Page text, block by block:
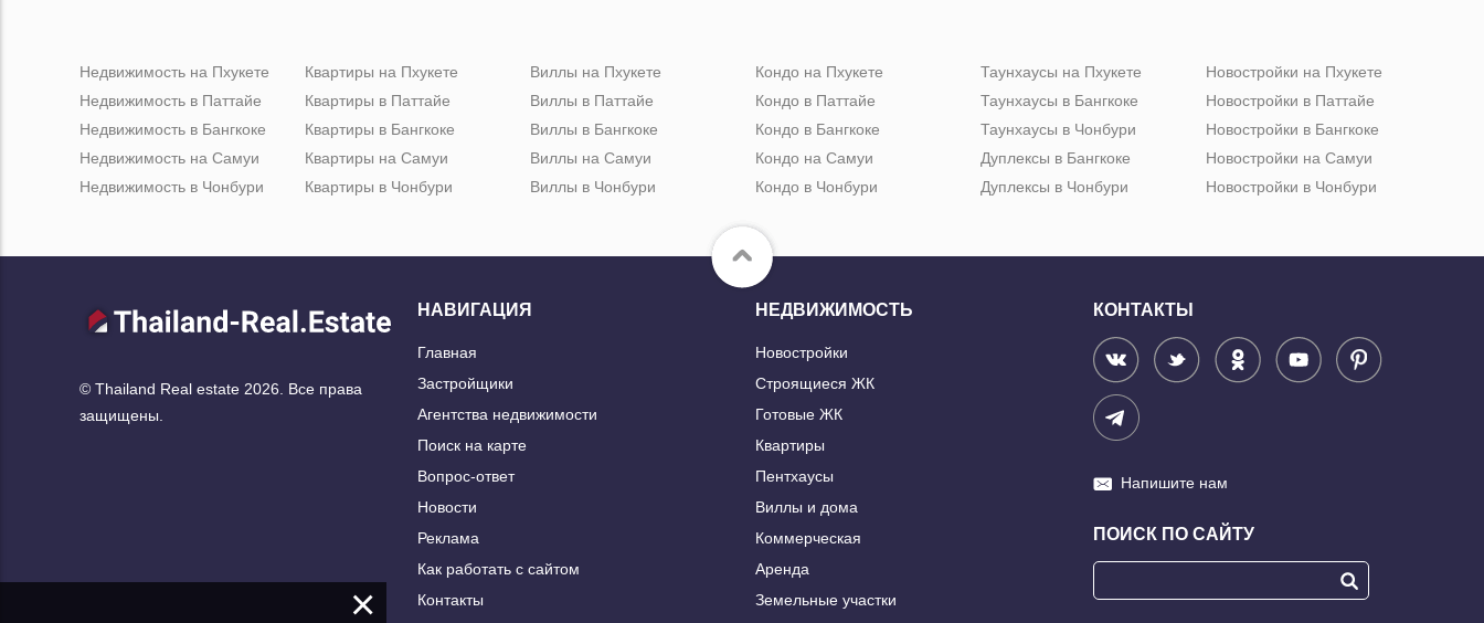
Недвижимость на Пхукете
Недвижимость в Паттайе
Недвижимость в Бангкоке
Недвижимость на Самуи
Недвижимость в Чонбури
Квартиры на Пхукете
Квартиры в Паттайе
Квартиры в Бангкоке
Квартиры на Самуи
Квартиры в Чонбури
Виллы на Пхукете
Виллы в Паттайе
Виллы в Бангкоке
Виллы на Самуи
Виллы в Чонбури
Кондо на Пхукете
Кондо в Паттайе
Кондо в Бангкоке
Кондо на Самуи
Кондо в Чонбури
Таунхаусы на Пхукете
Таунхаусы в Бангкоке
Таунхаусы в Чонбури
Дуплексы в Бангкоке
Дуплексы в Чонбури
Новостройки на Пхукете
Новостройки в Паттайе
Новостройки в Бангкоке
Новостройки на Самуи
Новостройки в Чонбури
© Thailand Real estate 2026. Все права
защищены.
НАВИГАЦИЯ
Главная
Застройщики
Агентства недвижимости
Поиск на карте
Вопрос-ответ
Новости
Реклама
Как работать с сайтом
Контакты
НЕДВИЖИМОСТЬ
Новостройки
Строящиеся ЖК
Готовые ЖК
Квартиры
Пентхаусы
Виллы и дома
Коммерческая
Аренда
Земельные участки
КОНТАКТЫ
Напишите нам
ПОИСК ПО САЙТУ
×